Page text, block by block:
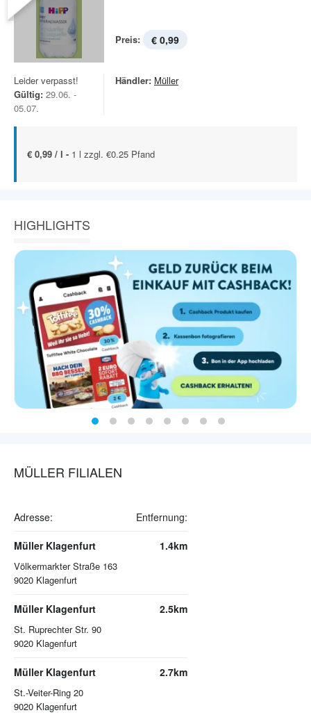
Preis: € 0,99
Leider verpasst!
Gültig: 29.06. -
05.07.
Händler: Müller
€ 0,99 / l - 1 l zzgl. €0.25 Pfand
HIGHLIGHTS
MÜLLER FILIALEN
Adresse: Entfernung:
Müller Klagenfurt
Völkermarkter Straße 163
9020 Klagenfurt
1.4km
Müller Klagenfurt
St. Ruprechter Str. 90
9020 Klagenfurt
2.5km
Müller Klagenfurt
St.-Veiter-Ring 20
9020 Klagenfurt
2.7km